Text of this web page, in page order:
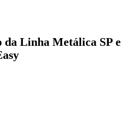
da Linha Metálica SP e